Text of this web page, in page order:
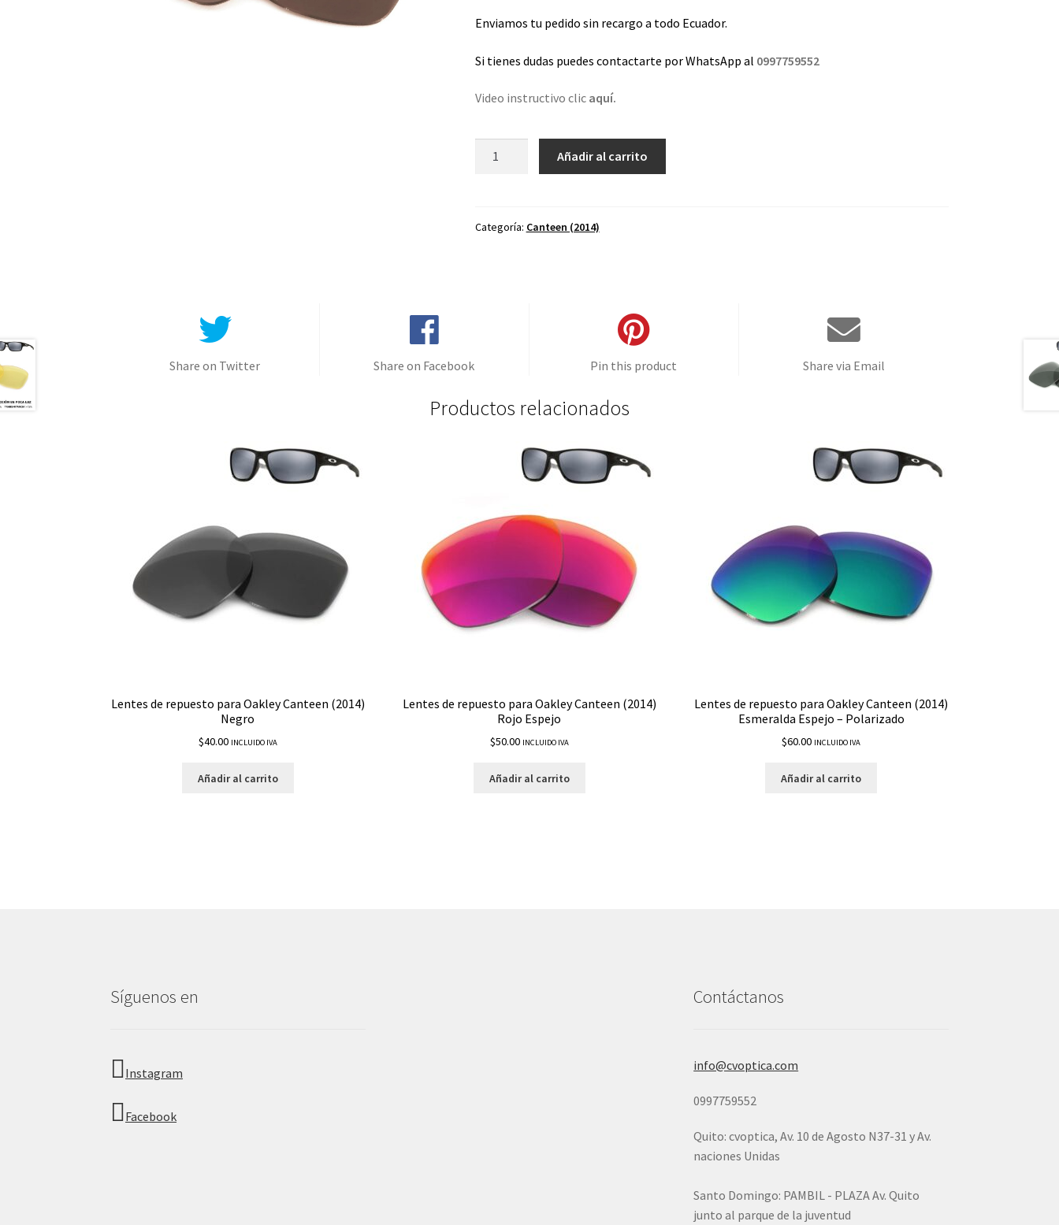
Enviamos tu pedido sin recargo a todo Ecuador.
Si tienes dudas puedes contactarte por WhatsApp al 0997759552
Video instructivo clic aquí.
Oakley
Añadir al carrito
Categoría: Canteen (2014)
Share on Twitter Share on Facebook Pin this product Share via Email
Productos relacionados
Lentes de repuesto para Oakley Canteen (2014)
Negro
$40.00 INCLUIDO IVA
Añadir al carrito
Lentes de repuesto para Oakley Canteen (2014)
Rojo Espejo
$50.00 INCLUIDO IVA
Añadir al carrito
Lentes de repuesto para Oakley Canteen (2014)
Esmeralda Espejo – Polarizado
$60.00 INCLUIDO IVA
Añadir al carrito
Síguenos en
Instagram
Facebook
Contáctanos
info@cvoptica.com
0997759552
Quito: cvoptica, Av. 10 de Agosto N37-31 y Av.
naciones Unidas
Santo Domingo: PAMBIL - PLAZA Av. Quito
junto al parque de la juventud